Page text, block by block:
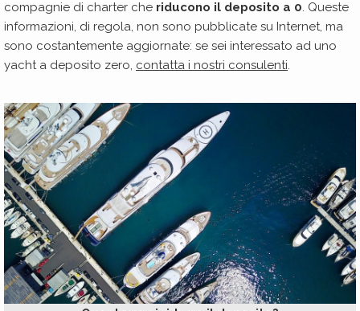
compagnie di charter che riducono il deposito a 0 . Queste
informazioni, di regola, non sono pubblicate su Internet, ma
sono costantemente aggiornate: se sei interessato ad uno
yacht a deposito zero, contatta i nostri consulenti